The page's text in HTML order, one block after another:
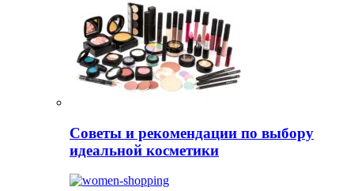
Советы и рекомендации по выбору
идеальной косметики